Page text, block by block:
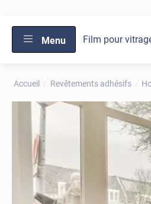
Menu Film pour
Accueil Revêtements adhésifs